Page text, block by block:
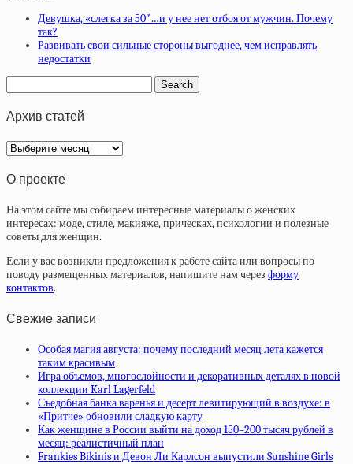
Девушка, «слегка за 50″…и у нее нет отбоя от мужчин. Почему
так?
Развивать свои сильные стороны выгоднее, чем исправлять
недостатки
Архив статей
Архив
статей
О проекте
На этом сайте мы собираем интересные материалы о женских
интересах: моде, стиле, макияже, прическах, психологии и полезные
советы для женщин.
Если у вас возникли предложения к работе сайта или вопросы по
поводу размещенных материалов, напишите нам через форму
контактов.
Свежие записи
Особая магия августа: почему последний месяц лета кажется
таким красивым
Игра объемов, многослойности и декоративных деталях в новой
коллекции Karl Lagerfeld
Съедобная банка варенья и десерт левитирующий в воздухе: в
«Притче» обновили сладкую карту
Как женщине в России выйти на доход 150–200 тысяч рублей в
месяц: реалистичный план
Frankies Bikinis и Девон Ли Карлсон выпустили Sunshine Girls